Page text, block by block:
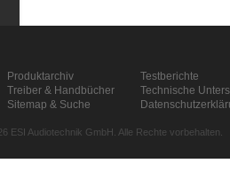
Produktarchiv
Testberichte
Treiber & Handbücher
Technische
Sitemap & Suche
ESI Audiotechnik GmbH. Alle Rechte vorbehalten.